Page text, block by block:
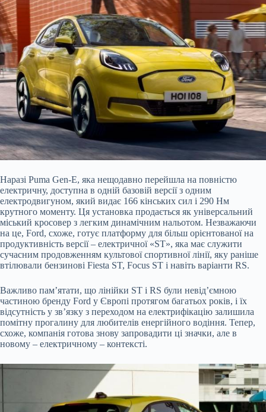
Наразі Puma Gen-E, яка нещодавно перейшла на повністю
електричну, доступна в одній базовій версії з одним
електродвигуном, який видає 166 кінських сил і 290 Нм
крутного моменту. Ця установка продається як універсальний
міський кросовер з легким динамічним нальотом. Незважаючи
на це, Ford, схоже, готує платформу для більш орієнтованої на
продуктивність версії – електричної «ST», яка має служити
сучасним продовженням культової спортивної лінії, яку раніше
втілювали бензинові Fiesta ST, Focus ST і навіть варіанти RS.
Важливо пам’ятати, що лінійки ST і RS були невід’ємною
частиною бренду Ford у Європі протягом багатьох років, і їх
відсутність у зв’язку з переходом на електрифікацію залишила
помітну прогалину для любителів енергійного водіння. Тепер,
схоже, компанія готова знову запровадити ці значки, але в
новому – електричному – контексті.